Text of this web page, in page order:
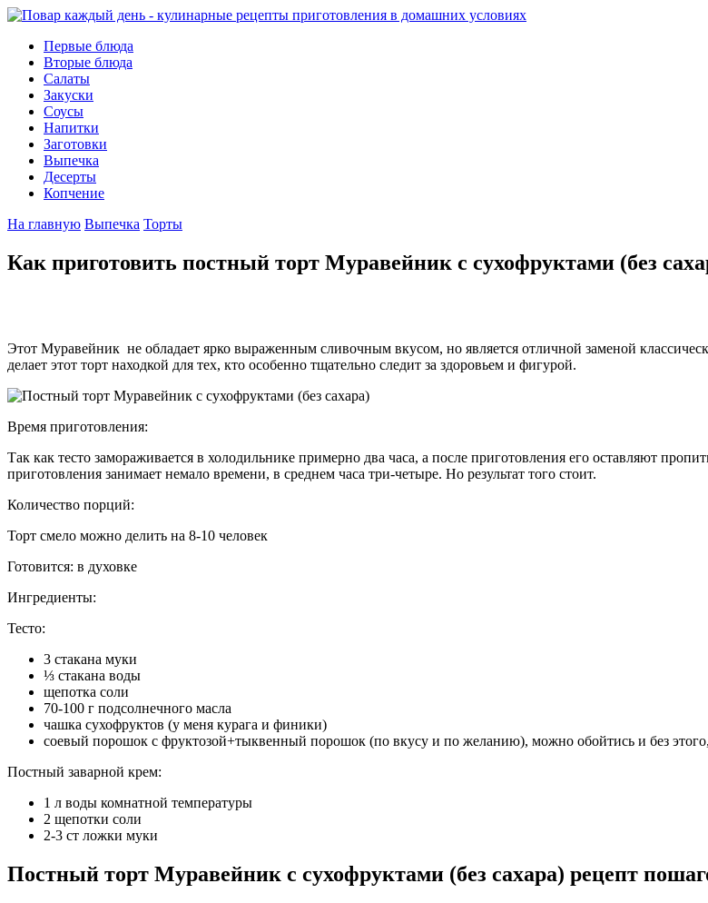
Первые блюда
Вторые блюда
Салаты
Закуски
Соусы
Напитки
Заготовки
Выпечка
Десерты
Копчение
На главную Выпечка Торты
Как приготовить постный торт Муравейник с сухофруктами (без
Этот Муравейник не обладает ярко выраженным сливочным вкусом, но является отличной заменой
делает этот торт находкой для тех, кто особенно тщательно следит за здоровьем и фигурой.
Время приготовления:
Так как тесто замораживается в холодильнике примерно два часа, а после приготовления его оставляют
приготовления занимает немало времени, в среднем часа три-четыре. Но результат того стоит.
Количество порций:
Торт смело можно делить на 8-10 человек
Готовится: в духовке
Ингредиенты:
Тесто:
3 стакана муки
⅓ стакана воды
щепотка соли
70-100 г подсолнечного масла
чашка сухофруктов (у меня курага и финики)
соевый порошок с фруктозой+тыквенный порошок (по вкусу и по желанию), можно обойтись и без
Постный заварной крем:
1 л воды комнатной температуры
2 щепотки соли
2-3 ст ложки муки
Постный торт Муравейник с сухофруктами (без сахара) рецепт